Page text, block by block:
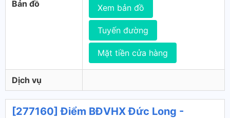
Bản đồ Xem bản đồ
Tuyến đường
Mặt tiền cửa hàng
Dịch vụ
[277160] Điểm BĐVHX Đức Long -